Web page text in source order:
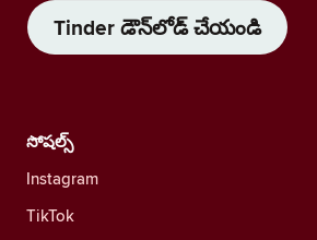
Tinder డౌన్‌లోడ్ చేయండి
సోషల్స్
Instagram
TikTok